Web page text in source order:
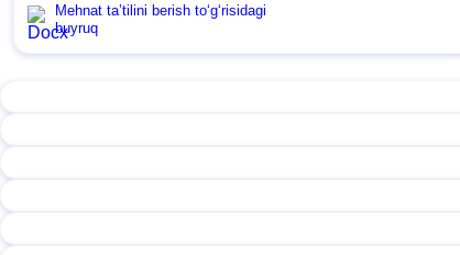
Mehnat ta’tilini berish toʻgʻrisidagi
buyruq